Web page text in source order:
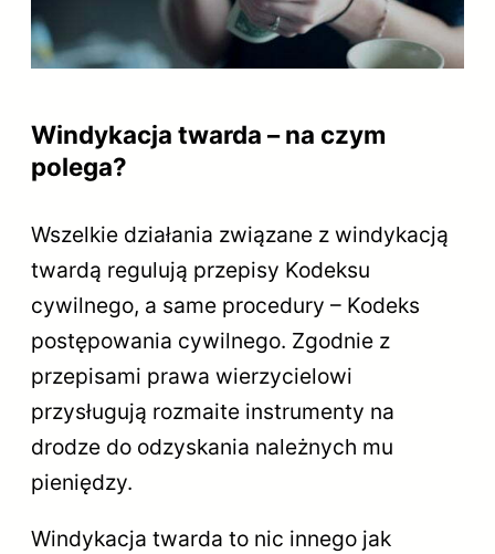
Windykacja twarda – na czym
polega?
Wszelkie działania związane z windykacją
twardą regulują przepisy Kodeksu
cywilnego, a same procedury – Kodeks
postępowania cywilnego. Zgodnie z
przepisami prawa wierzycielowi
przysługują rozmaite instrumenty na
drodze do odzyskania należnych mu
pieniędzy.
Windykacja twarda to nic innego jak